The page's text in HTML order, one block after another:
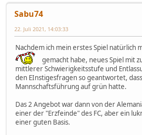
Sabu74
22. Juli 2021, 14:03:33
Nachdem ich mein erstes Spiel natürlich
gemacht habe, neues Spiel mit
mittlerer Schwierigkeitsstufe und
den EInstigesfragen so geantwortet,
Mannschaftsführung auf grün hatte.
Das 2 Angebot war dann von der
einer der "Erzfeinde" des FC, aber ein
einer guten Basis.